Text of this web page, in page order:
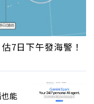
7日下午發海警！
能